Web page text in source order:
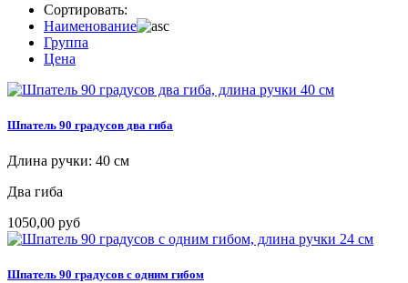
Сортировать:
Наименование
Группа
Цена
Шпатель 90 градусов два гиба
Длина ручки: 40 см
Два гиба
1050,00 руб
Шпатель 90 градусов с одним гибом